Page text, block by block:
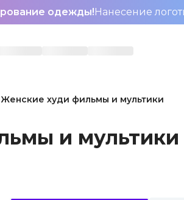
одежды!Нанесение
Женские худи фильмы и мультики
и мультики